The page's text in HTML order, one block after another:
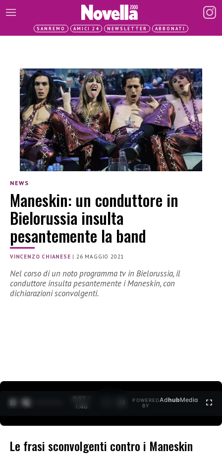
SANREMO AMICI 24 NEWSLETTER ABBONATI
NEWS
Maneskin: un conduttore in
Bielorussia insulta
pesantemente la band
VINCENZO CHIANESE |26 MAGGIO 2021
Nel corso di un noto programma tv in Bielorussia, il
conduttore insulta pesantemente i Maneskin, con
dichiarazioni sconvolgenti.
0:27 /
1:40
POWERED
BY
AdhubMedia
Le frasi sconvolgenti contro i Maneskin